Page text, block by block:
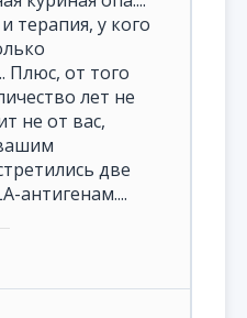
терапия, у кого
Плюс, от того
лет не
не от вас,
две
антигенам....